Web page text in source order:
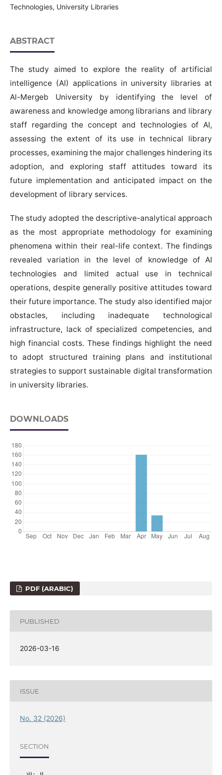
Technologies, University Libraries
ABSTRACT
The study aimed to explore the reality of artificial
intelligence (AI) applications in university libraries at
Al-Mergeb University by identifying the level of
awareness and knowledge among librarians and library
staff regarding the concept and technologies of AI,
assessing the extent of its use in technical library
processes, examining the major challenges hindering its
adoption, and exploring staff attitudes toward its
future implementation and anticipated impact on the
development of library services.
The study adopted the descriptive-analytical approach
as the most appropriate methodology for examining
phenomena within their real-life context. The findings
revealed variation in the level of knowledge of AI
technologies and limited actual use in technical
operations, despite generally positive attitudes toward
their future importance. The study also identified major
obstacles, including inadequate technological
infrastructure, lack of specialized competencies, and
high financial costs. These findings highlight the need
to adopt structured training plans and institutional
strategies to support sustainable digital transformation
in university libraries.
DOWNLOADS
PDF (ARABIC)
PUBLISHED
2026-03-16
ISSUE
No. 32 (2026)
SECTION